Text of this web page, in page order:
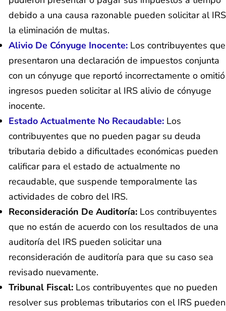
debido a una causa razonable pueden solicitar al IRS
la eliminación de multas.
Alivio De Cónyuge Inocente: Los contribuyentes que
presentaron una declaración de impuestos conjunta
con un cónyuge que reportó incorrectamente o omitió
ingresos pueden solicitar al IRS alivio de cónyuge
inocente.
Estado Actualmente No Recaudable: Los
contribuyentes que no pueden pagar su deuda
tributaria debido a dificultades económicas pueden
calificar para el estado de actualmente no
recaudable, que suspende temporalmente las
actividades de cobro del IRS.
Reconsideración De Auditoría: Los contribuyentes
que no están de acuerdo con los resultados de una
auditoría del IRS pueden solicitar una
reconsideración de auditoría para que su caso sea
revisado nuevamente.
Tribunal Fiscal: Los contribuyentes que no pueden
resolver sus problemas tributarios con el IRS pueden